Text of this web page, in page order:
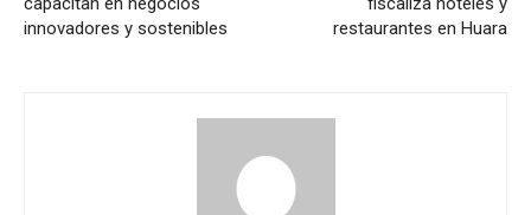
innovadores y sostenibles
restaurantes en Huara